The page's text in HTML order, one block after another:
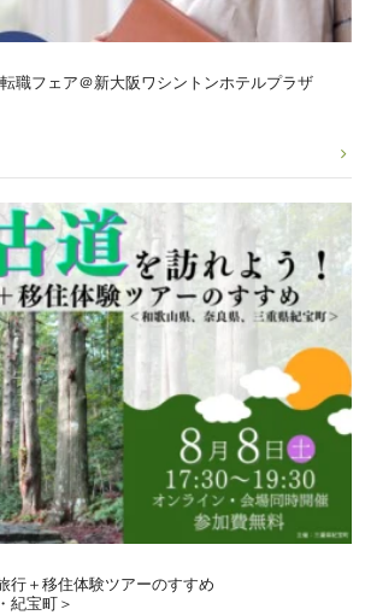
職フェア＠新大阪ワシントンホテルプラザ
行＋移住体験ツアーのすすめ
紀宝町＞